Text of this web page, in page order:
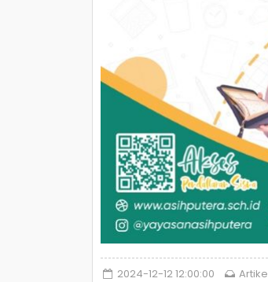
2024-12-12 12:00:00